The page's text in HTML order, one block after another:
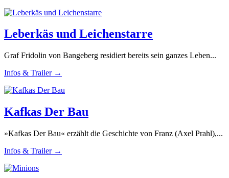
Leberkäs und Leichenstarre
Graf Fridolin von Bangeberg residiert bereits sein ganzes Leben...
Infos & Trailer →
Kafkas Der Bau
»Kafkas Der Bau« erzählt die Geschichte von Franz (Axel Prahl),...
Infos & Trailer →